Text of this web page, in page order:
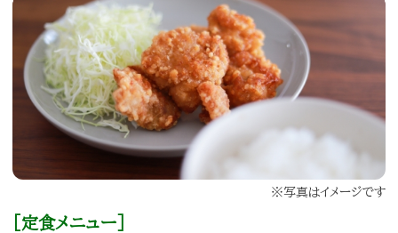
※写真はイメージです
［定食メニュー］